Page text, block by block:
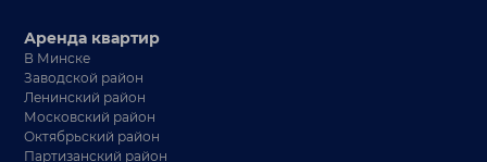
Аренда квартир
В Минске
Заводской район
Ленинский район
Московский район
Октябрьский район
Партизанский район